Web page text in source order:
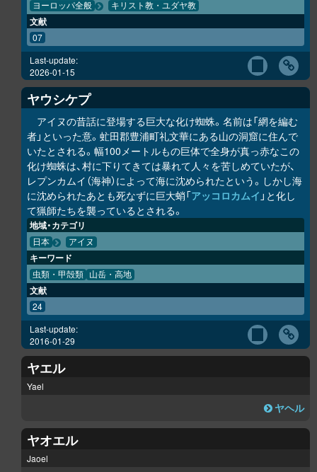
ヨーロッパ全般 キリスト教・ユダヤ教
文献
07
Last-update:
2026-01-15
ヤウシケプ
アイヌの昔話に登場する巨大な化け蜘蛛。名前は「網を編む
者」といった意。虻田郡豊浦町礼文華にある山の洞窟に住んで
いたとされる。幅100メートルもの巨体で全身が真っ赤なこの
化け蜘蛛は、村に下りてきては暴れて人々を苦しめていたが、
レプンカムイ（海神）によって海に沈められたという。しかし海
に沈められたあとも死なずに巨大蛸「アッコロカムイ 」と化し
て猟師たちを襲っているとされる。
地域・カテゴリ
日本 アイヌ
キーワード
虫類・甲殻類 山岳・高地
文献
24
Last-update:
2016-01-29
ヤエル
Yael
ヤヘル
ヤオエル
Jaoel